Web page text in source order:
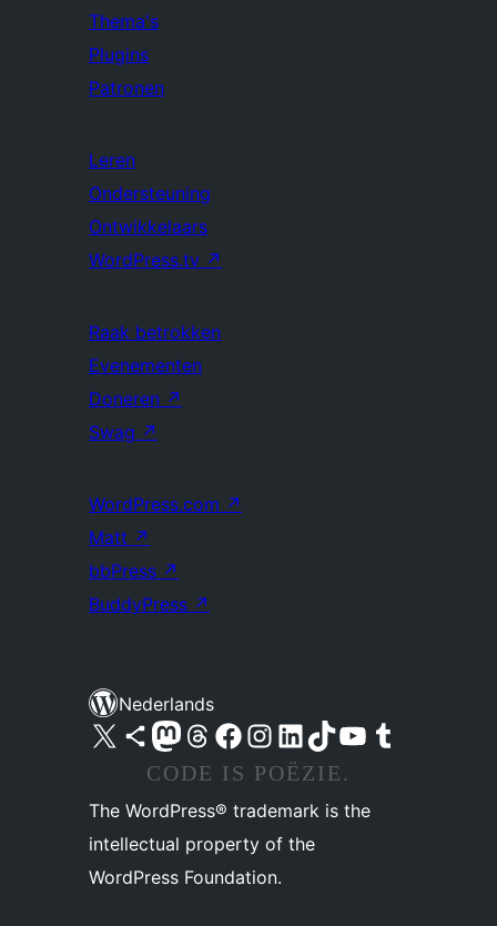
Thema's
Plugins
Patronen
Leren
Ondersteuning
Ontwikkelaars
WordPress.tv ↗
Raak betrokken
Evenementen
Doneren ↗
Swag ↗
WordPress.com ↗
Matt ↗
bbPress ↗
BuddyPress ↗
Nederlands
Bezoek ons X (voorheen Twitter) account
Bezoek ons Bluesky account
Bezoek ons Mastodon account
Bezoek ons Threads account
Onze Facebook pagina bezoeken
Bezoek ons Instagram account
Bezoek ons LinkedIn account
Bezoek ons TikTok account
Bezoek ons YouTube kanaalBezoek ons Tumblr account
CODE IS POËZIE.
The WordPress® trademark is the
intellectual property of the
WordPress Foundation.